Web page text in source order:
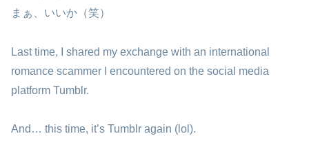
まぁ、いいか（笑）
Last time, I shared my exchange with an international
romance scammer I encountered on the social media
platform Tumblr.
And… this time, it’s Tumblr again (lol).